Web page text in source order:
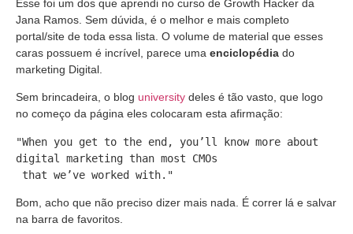
Esse foi um dos que aprendi no curso de Growth Hacker da
Jana Ramos. Sem dúvida, é o melhor e mais completo
portal/site de toda essa lista. O volume de material que esses
caras possuem é incrível, parece uma enciclopédia do
marketing Digital.
Sem brincadeira, o blog university deles é tão vasto, que logo
no começo da página eles colocaram esta afirmação:
"When you get to the end, you’ll know more about
digital marketing than most CMOs
that we’ve worked with."
Bom, acho que não preciso dizer mais nada. É correr lá e salvar
na barra de favoritos.